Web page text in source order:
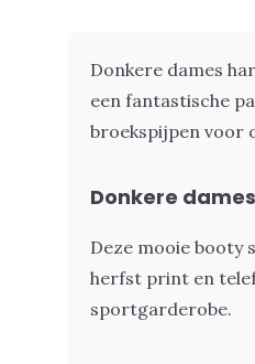
Donkere dames
een fantastische
broekspijpen voor
Donkere
Deze mooie booty
herfst print en
sportgarderobe.